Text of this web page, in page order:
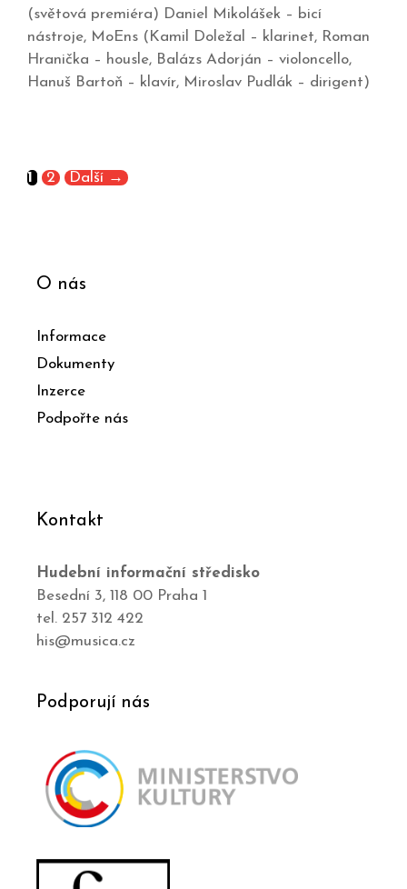
(světová premiéra) Daniel Mikolášek – bicí
nástroje, MoEns (Kamil Doležal – klarinet, Roman
Hranička – housle, Balázs Adorján – violoncello,
Hanuš Bartoň – klavír, Miroslav Pudlák – dirigent)
1 2 Další →
O nás
Informace
Dokumenty
Inzerce
Podpořte nás
Kontakt
Hudební informační středisko
Besední 3, 118 00 Praha 1
tel. 257 312 422
his@musica.cz
Podporují nás